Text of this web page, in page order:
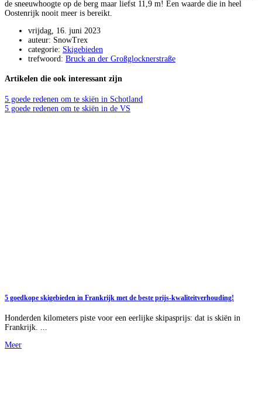
de sneeuwhoogte op de berg maar liefst 11,9 m! Een waarde die in heel
Oostenrijk nooit meer is bereikt.
vrijdag, 16. juni 2023
auteur: SnowTrex
categorie: Skigebieden
trefwoord: Bruck an der Großglocknerstraße
Artikelen die ook interessant zijn
5 goede redenen om te skiën in Schotland
5 goede redenen om te skiën in de VS
5 goedkope skigebieden in Frankrijk met de beste prijs-kwaliteitverhouding!
Honderden kilometers piste voor een eerlijke skipasprijs: dat is skiën in
Frankrijk. ...
Meer